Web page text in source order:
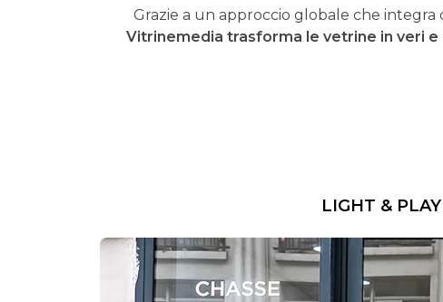
Grazie a un approccio globale che
Vitrinemedia trasforma le vetrine in veri
LIGHT &